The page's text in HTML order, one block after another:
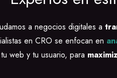
a negocios digitales a
en CRO se enfocan en
web y tu usuario, para